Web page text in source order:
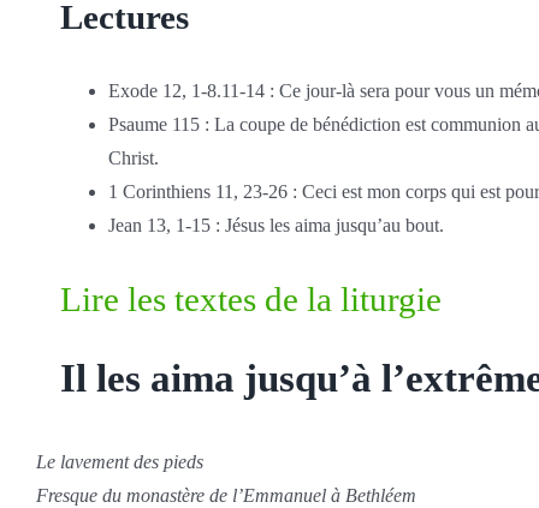
Lectures
Exode 12, 1-8.11-14 : Ce jour-là sera pour vous un
Psaume 115 : La coupe de bénédiction est communion
Christ.
1 Corinthiens 11, 23-26 : Ceci est mon corps qui est
Jean 13, 1-15 : Jésus les aima jusqu’au bout.
Lire les textes de la liturgie
Il les aima jusqu’à
Le lavement des pieds
Fresque du monastère de l’Emmanuel à Bethléem